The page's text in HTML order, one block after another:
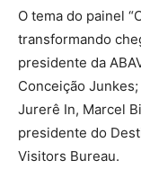
O tema do painel
transformando
presidente da
Conceição
Jurerê In, Marcel
presidente do
Visitors Bureau.